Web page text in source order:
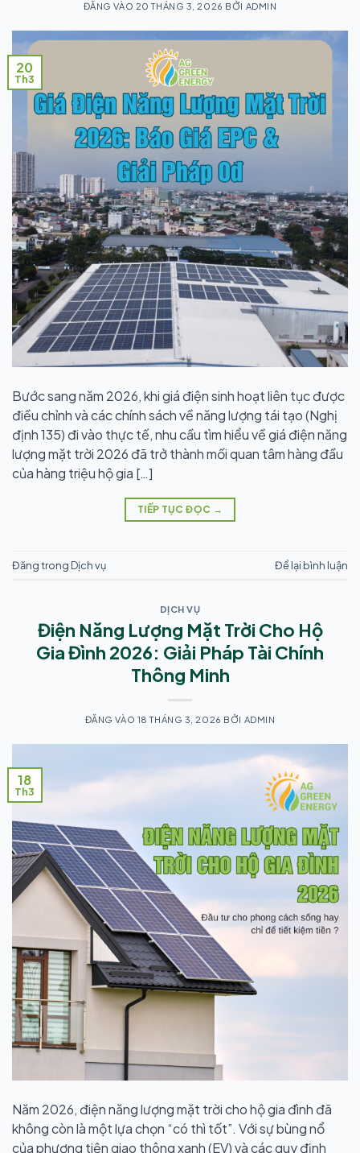
ĐĂNG VÀO 20 THÁNG 3, 2026 BỞI ADMIN
20
Th3
Bước sang năm 2026, khi giá điện sinh hoạt liên tục được
điều chỉnh và các chính sách về năng lượng tái tạo (Nghị
định 135) đi vào thực tế, nhu cầu tìm hiểu về giá điện năng
lượng mặt trời 2026 đã trở thành mối quan tâm hàng đầu
của hàng triệu hộ gia […]
TIẾP TỤC ĐỌC →
Đăng trong Dịch vụ Để lại bình luận
DỊCH VỤ
Điện Năng Lượng Mặt Trời Cho Hộ
Gia Đình 2026: Giải Pháp Tài Chính
Thông Minh
ĐĂNG VÀO 18 THÁNG 3, 2026 BỞI ADMIN
18
Th3
Năm 2026, điện năng lượng mặt trời cho hộ gia đình đã
không còn là một lựa chọn “có thì tốt”. Với sự bùng nổ
của phương tiện giao thông xanh (EV) và các quy định